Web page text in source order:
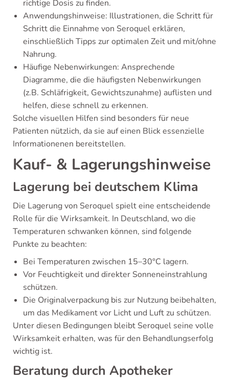
richtige Dosis zu finden.
Anwendungshinweise: Illustrationen, die Schritt für
Schritt die Einnahme von Seroquel erklären,
einschließlich Tipps zur optimalen Zeit und mit/ohne
Nahrung.
Häufige Nebenwirkungen: Ansprechende
Diagramme, die die häufigsten Nebenwirkungen
(z.B. Schläfrigkeit, Gewichtszunahme) auflisten und
helfen, diese schnell zu erkennen.
Solche visuellen Hilfen sind besonders für neue
Patienten nützlich, da sie auf einen Blick essenzielle
Informationenen bereitstellen.
Kauf- & Lagerungshinweise
Lagerung bei deutschem Klima
Die Lagerung von Seroquel spielt eine entscheidende
Rolle für die Wirksamkeit. In Deutschland, wo die
Temperaturen schwanken können, sind folgende
Punkte zu beachten:
Bei Temperaturen zwischen 15–30°C lagern.
Vor Feuchtigkeit und direkter Sonneneinstrahlung
schützen.
Die Originalverpackung bis zur Nutzung beibehalten,
um das Medikament vor Licht und Luft zu schützen.
Unter diesen Bedingungen bleibt Seroquel seine volle
Wirksamkeit erhalten, was für den Behandlungserfolg
wichtig ist.
Beratung durch Apotheker